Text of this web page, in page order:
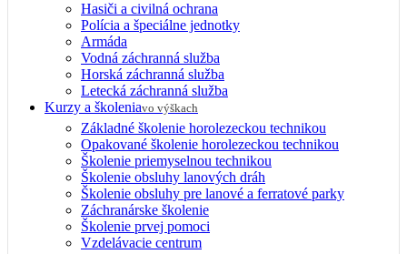
Hasiči a civilná ochrana
Polícia a špeciálne jednotky
Armáda
Vodná záchranná služba
Horská záchranná služba
Letecká záchranná služba
Kurzy a školeniavo výškach
Základné školenie horolezeckou technikou
Opakované školenie horolezeckou technikou
Školenie priemyselnou technikou
Školenie obsluhy lanových dráh
Školenie obsluhy pre lanové a ferratové parky
Záchranárske školenie
Školenie prvej pomoci
Vzdelávacie centrum